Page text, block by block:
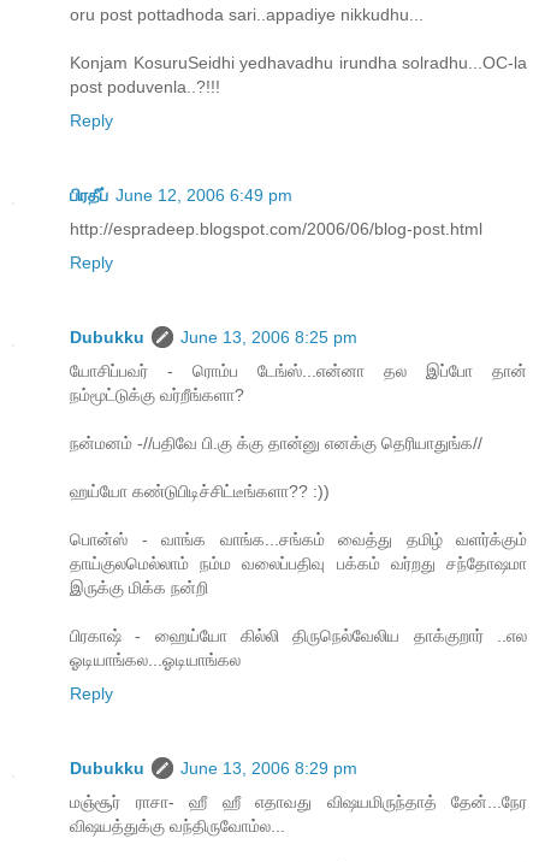
oru post pottadhoda sari..appadiye nikkudhu...
Konjam KosuruSeidhi yedhavadhu irundha solradhu...OC-la
post poduvenla..?!!!
Reply
பிரதீப் June 12, 2006 6:49 pm
http://espradeep.blogspot.com/2006/06/blog-post.html
Reply
Dubukku
June 13, 2006 8:25 pm
யோசிப்பவர் - ரொம்ப டேங்ஸ்...என்னா தல இப்போ தான்
நம்மூட்டுக்கு வர்றீங்களா?
நன்மனம் -//பதிவே பி.கு க்கு தான்னு எனக்கு தெரியாதுங்க//
ஹய்யோ கண்டுபிடிச்சிட்டீங்களா?? :))
பொன்ஸ் - வாங்க வாங்க...சங்கம் வைத்து தமிழ் வளர்க்கும்
தாய்குலமெல்லாம் நம்ம வலைப்பதிவு பக்கம் வர்றது சந்தோஷமா
இருக்கு மிக்க நன்றி
பிரகாஷ் - ஹைய்யோ கில்லி திருநெல்வேலிய தாக்குறார் ..எல
ஓடியாங்கல...ஓடியாங்கல
Reply
Dubukku
June 13, 2006 8:29 pm
மஞ்சூர் ராசா- ஹீ ஹீ எதாவது விஷயமிருந்தாத் தேன்...நேர
விஷயத்துக்கு வந்திருவோம்ல...